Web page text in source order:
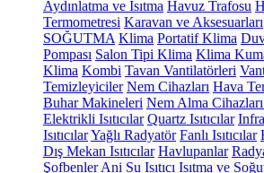
Aydınlatma ve Isıtma Havuz Trafosu
Termometresi Karavan ve Aksesuarları
SOĞUTMA Klima Portatif Klima
Pompası Salon Tipi Klima Klima
Klima Kombi Tavan Vantilatörleri
Temizleyiciler Nem Cihazları Hava
Buhar Makineleri Nem Alma
Elektrikli Isıtıcılar Quartz Isıtıcılar
IsıtıcılarYağlı Radyatör Fanlı Isıtıcılar
Dış Mekan Isıtıcılar Havlupanlar
Şofbenler Ani Su Isıtıcı Isıtma ve